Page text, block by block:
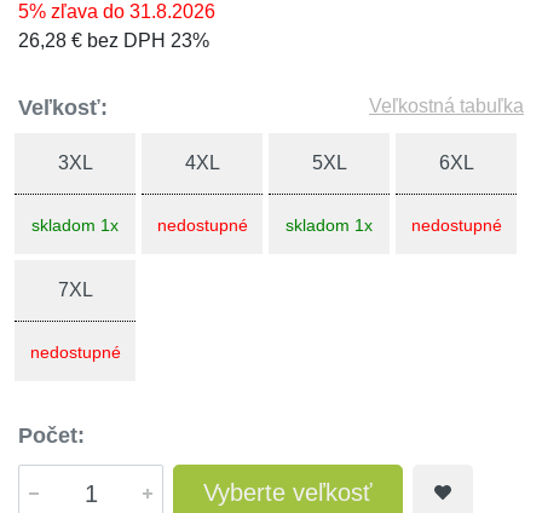
5% zľava do 31.8.2026
26,28 € bez DPH 23%
Veľkosť: Veľkostná tabuľka
3XL
skladom 1x
4XL
nedostupné
5XL
skladom 1x
6XL
nedostupné
7XL
nedostupné
Počet:
Vyberte veľkosť